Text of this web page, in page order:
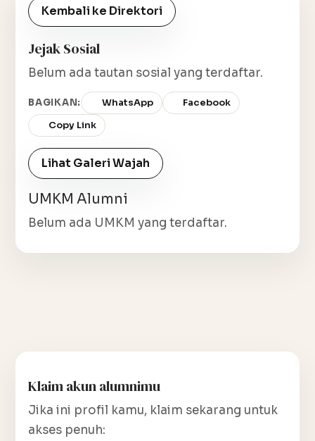
Kembali ke Direktori
Jejak Sosial
Belum ada tautan sosial yang terdaftar.
BAGIKAN: WhatsApp
Facebook
Copy Link
Lihat Galeri Wajah
UMKM Alumni
Belum ada UMKM yang terdaftar.
Klaim akun alumnimu
Jika ini profil kamu, klaim sekarang untuk
akses penuh: